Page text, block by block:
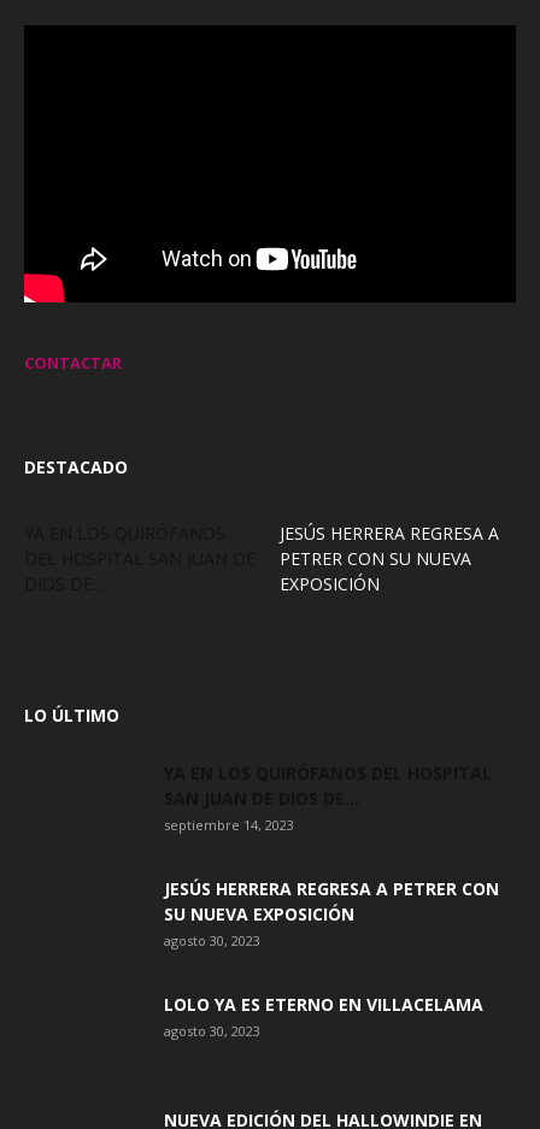
CONTACTAR
DESTACADO
JESÚS HERRERA REGRESA A
PETRER CON SU NUEVA
EXPOSICIÓN
LO ÚLTIMO
septiembre 14, 2023
JESÚS HERRERA REGRESA A PETRER CON
SU NUEVA EXPOSICIÓN
agosto 30, 2023
LOLO YA ES ETERNO EN VILLACELAMA
agosto 30, 2023
NUEVA EDICIÓN DEL HALLOWINDIE EN